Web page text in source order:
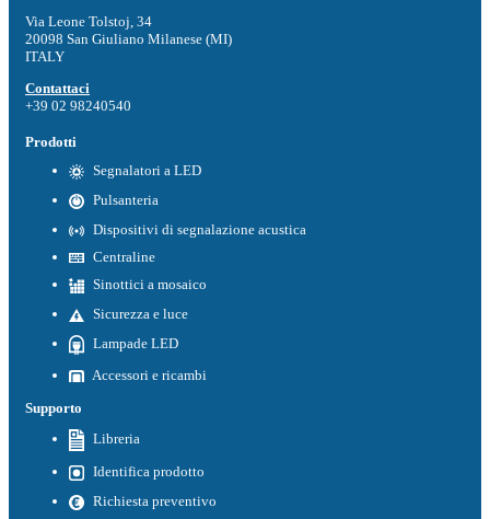
Via Leone Tolstoj, 34
20098 San Giuliano Milanese (MI)
ITALY
Contattaci
+39 02 98240540
Prodotti
Segnalatori a LED
Pulsanteria
Dispositivi di segnalazione acustica
Centraline
Sinottici a mosaico
Sicurezza e luce
Lampade LED
Accessori e ricambi
Supporto
Libreria
Identifica prodotto
Richiesta preventivo